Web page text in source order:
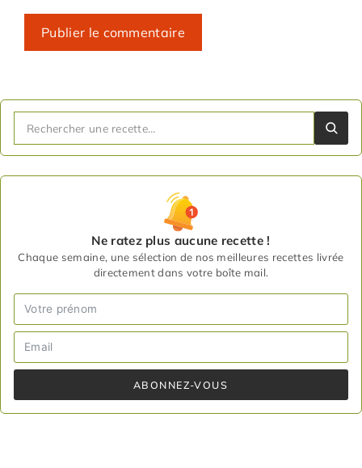
Ne ratez plus aucune recette !
Chaque semaine, une sélection de nos meilleures recettes livrée
directement dans votre boîte mail.
ABONNEZ-VOUS